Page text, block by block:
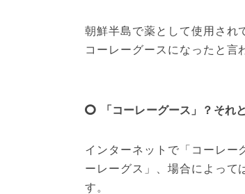
朝鮮半島で薬として使用され
コーレーグースになったと言
「コーレーグース」？それ
インターネットで「コーレー
ーレーグス」、場合によって
す。